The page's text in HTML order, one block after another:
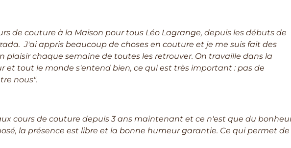
de couture à la Maison pour tous Léo Lagrange, depuis les débuts de
J'ai appris beaucoup de choses en couture et je me suis fait des
plaisir chaque semaine de toutes les retrouver. On travaille dans la
et tout le monde s'entend bien, ce qui est très important : pas de
nous".
cours de couture depuis 3 ans maintenant et ce n'est que du
la présence est libre et la bonne humeur garantie. Ce qui permet de